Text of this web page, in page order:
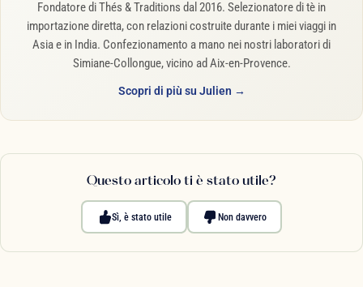
Fondatore di Thés & Traditions dal 2016. Selezionatore di tè in
importazione diretta, con relazioni costruite durante i miei viaggi in
Asia e in India. Confezionamento a mano nei nostri laboratori di
Simiane-Collongue, vicino ad Aix-en-Provence.
Scopri di più su Julien →
Questo articolo ti è stato utile?
Sì, è stato utile Non davvero